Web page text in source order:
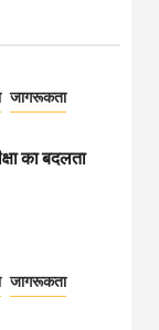
जागरूकता
का बदलता
जागरूकता